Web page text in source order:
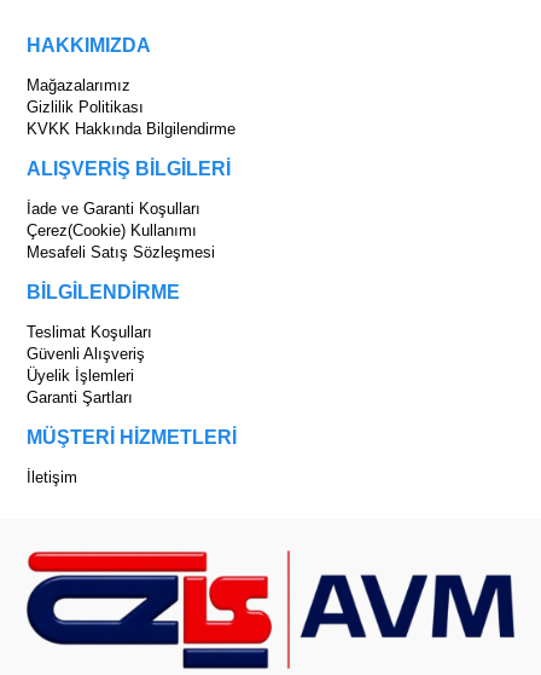
HAKKIMIZDA
Mağazalarımız
Gizlilik Politikası
KVKK Hakkında Bilgilendirme
ALIŞVERİŞ BİLGİLERİ
İade ve Garanti Koşulları
Çerez(Cookie) Kullanımı
Mesafeli Satış Sözleşmesi
BİLGİLENDİRME
Teslimat Koşulları
Güvenli Alışveriş
Üyelik İşlemleri
Garanti Şartları
MÜŞTERİ HİZMETLERİ
İletişim